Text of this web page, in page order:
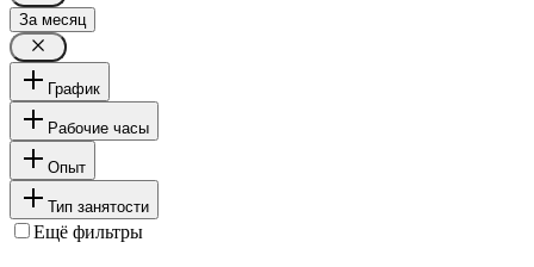
За месяц
График
Рабочие часы
Опыт
Тип занятости
Ещё фильтры